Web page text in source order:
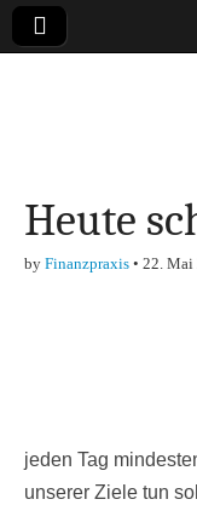
&
Heute
by Finanzpraxis • 22. Mai
jeden Tag
unserer Ziele tun